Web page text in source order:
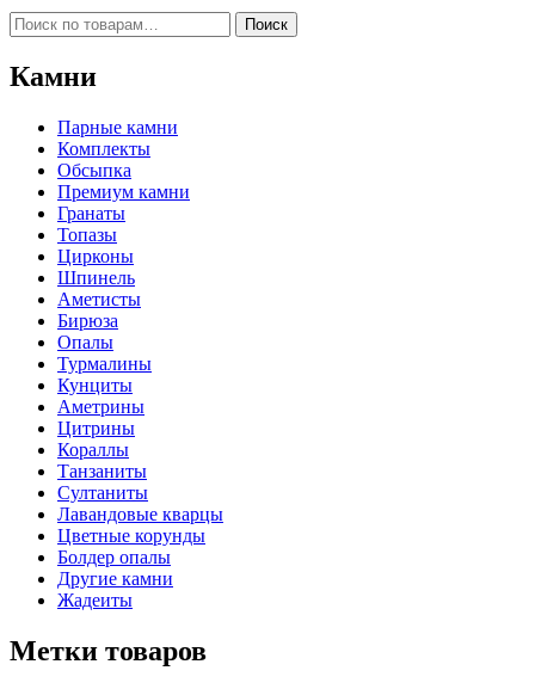
Искать: Поиск
Камни
Парные камни
Комплекты
Обсыпка
Премиум камни
Гранаты
Топазы
Цирконы
Шпинель
Аметисты
Бирюза
Опалы
Турмалины
Кунциты
Аметрины
Цитрины
Кораллы
Танзаниты
Султаниты
Лавандовые кварцы
Цветные корунды
Болдер опалы
Другие камни
Жадеиты
Метки товаров